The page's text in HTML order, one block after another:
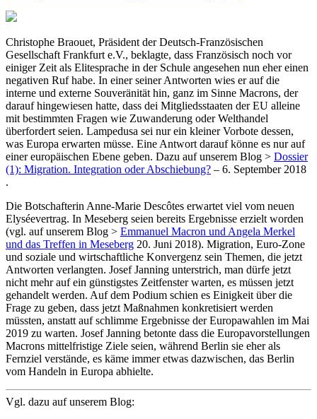
Christophe Braouet, Präsident der Deutsch-Französischen
Gesellschaft Frankfurt e.V., beklagte, dass Französisch noch vor
einiger Zeit als Elitesprache in der Schule angesehen nun eher einen
negativen Ruf habe. In einer seiner Antworten wies er auf die
interne und externe Souveränität hin, ganz im Sinne Macrons, der
darauf hingewiesen hatte, dass dei Mitgliedsstaaten der EU alleine
mit bestimmten Fragen wie Zuwanderung oder Welthandel
überfordert seien. Lampedusa sei nur ein kleiner Vorbote dessen,
was Europa erwarten müsse. Eine Antwort darauf könne es nur auf
einer europäischen Ebene geben. Dazu auf unserem Blog > Dossier
(1): Migration. Integration oder Abschiebung? – 6. September 2018
.
Die Botschafterin Anne-Marie Descôtes erwartet viel vom neuen
Elyséevertrag. In Meseberg seien bereits Ergebnisse erzielt worden
(vgl. auf unserem Blog > Emmanuel Macron und Angela Merkel
und das Treffen in Meseberg 20. Juni 2018). Migration, Euro-Zone
und soziale und wirtschaftliche Konvergenz sein Themen, die jetzt
Antworten verlangten. Josef Janning unterstrich, man dürfe jetzt
nicht mehr auf ein günstigstes Zeitfenster warten, es müssen jetzt
gehandelt werden. Auf dem Podium schien es Einigkeit über die
Frage zu geben, dass jetzt Maßnahmen konkretisiert werden
müssten, anstatt auf schlimme Ergebnisse der Europawahlen im Mai
2019 zu warten. Josef Janning betonte dass die Europavorstellungen
Macrons mittelfristige Ziele seien, während Berlin sie eher als
Fernziel verstände, es käme immer etwas dazwischen, das Berlin
vom Handeln in Europa abhielte.
Vgl. dazu auf unserem Blog: